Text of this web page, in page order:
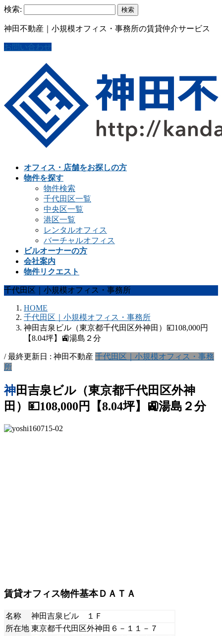
検索:
神田不動産｜小規模オフィス・事務所の賃貸仲介サービス
お問い合わせ
オフィス・店舗をお探しの方
物件を探す
物件検索
千代田区一覧
中央区一覧
港区一覧
レンタルオフィス
バーチャルオフィス
ビルオーナーの方
会社案内
物件リクエスト
千代田区｜小規模オフィス・事務所
HOME
千代田区｜小規模オフィス・事務所
神田吉泉ビル（東京都千代田区外神田）💴108,000円
【8.04坪】🚉湯島２分
/ 最終更新日 : 神田不動産 千代田区｜小規模オフィス・事務
所
神田吉泉ビル（東京都千代田区外神
田）💴108,000円【8.04坪】🚉湯島２分
賃貸オフィス物件基本ＤＡＴＡ
名称
神田吉泉ビル １Ｆ
所在地 東京都千代田区外神田６－１１－７